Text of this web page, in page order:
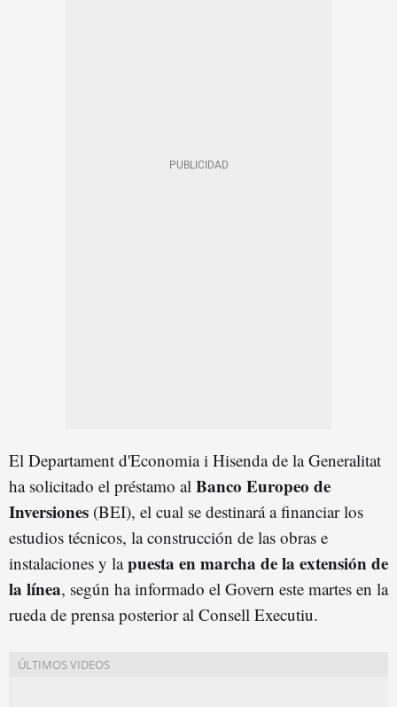
El Departament d'Economia i Hisenda de la Generalitat
ha solicitado el préstamo al Banco Europeo de
Inversiones (BEI), el cual se destinará a financiar los
estudios técnicos, la construcción de las obras e
instalaciones y lapuesta en marcha de la extensión de
la línea, según ha informado el Govern este martes en la
rueda de prensa posterior al Consell Executiu.